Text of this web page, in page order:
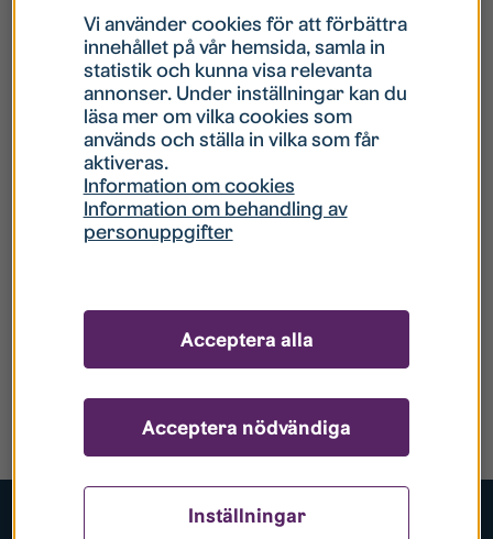
Populära sidor
Vi använder cookies för att förbättra
innehållet på vår hemsida, samla in
statistik och kunna visa relevanta
annonser. Under inställningar kan du
läsa mer om vilka cookies som
används och ställa in vilka som får
aktiveras.
Information om cookies
Information om behandling av
personuppgifter
Inställningar
Acceptera nödvändiga
Acceptera alla